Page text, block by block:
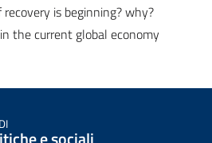
is beginning? why?
the current global economy